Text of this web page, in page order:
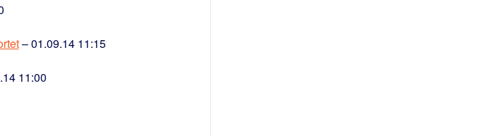
– 01.09.14 11:15
11:00